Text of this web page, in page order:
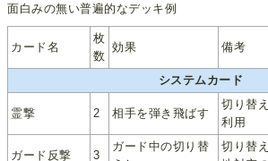
面白みの無い普遍的なデッキ例
カード名
枚
数
効果 備考
システムカード
霊撃 2 相手を弾き飛ばす
切り替
利用
ガード反撃 3
ガード中の切り替
切り替